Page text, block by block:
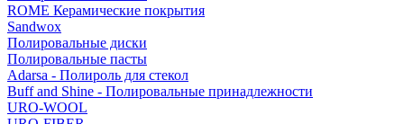
ROME Керамические покрытия
Sandwox
Полировальные диски
Полировальные пасты
Adarsa - Полироль для стекол
Buff and Shine - Полировальные принадлежности
URO-WOOL